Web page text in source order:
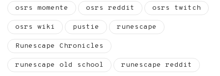
osrs momente osrs reddit osrs twitch
osrs wiki pustie runescape
Runescape Chronicles
runescape old school runescape reddit